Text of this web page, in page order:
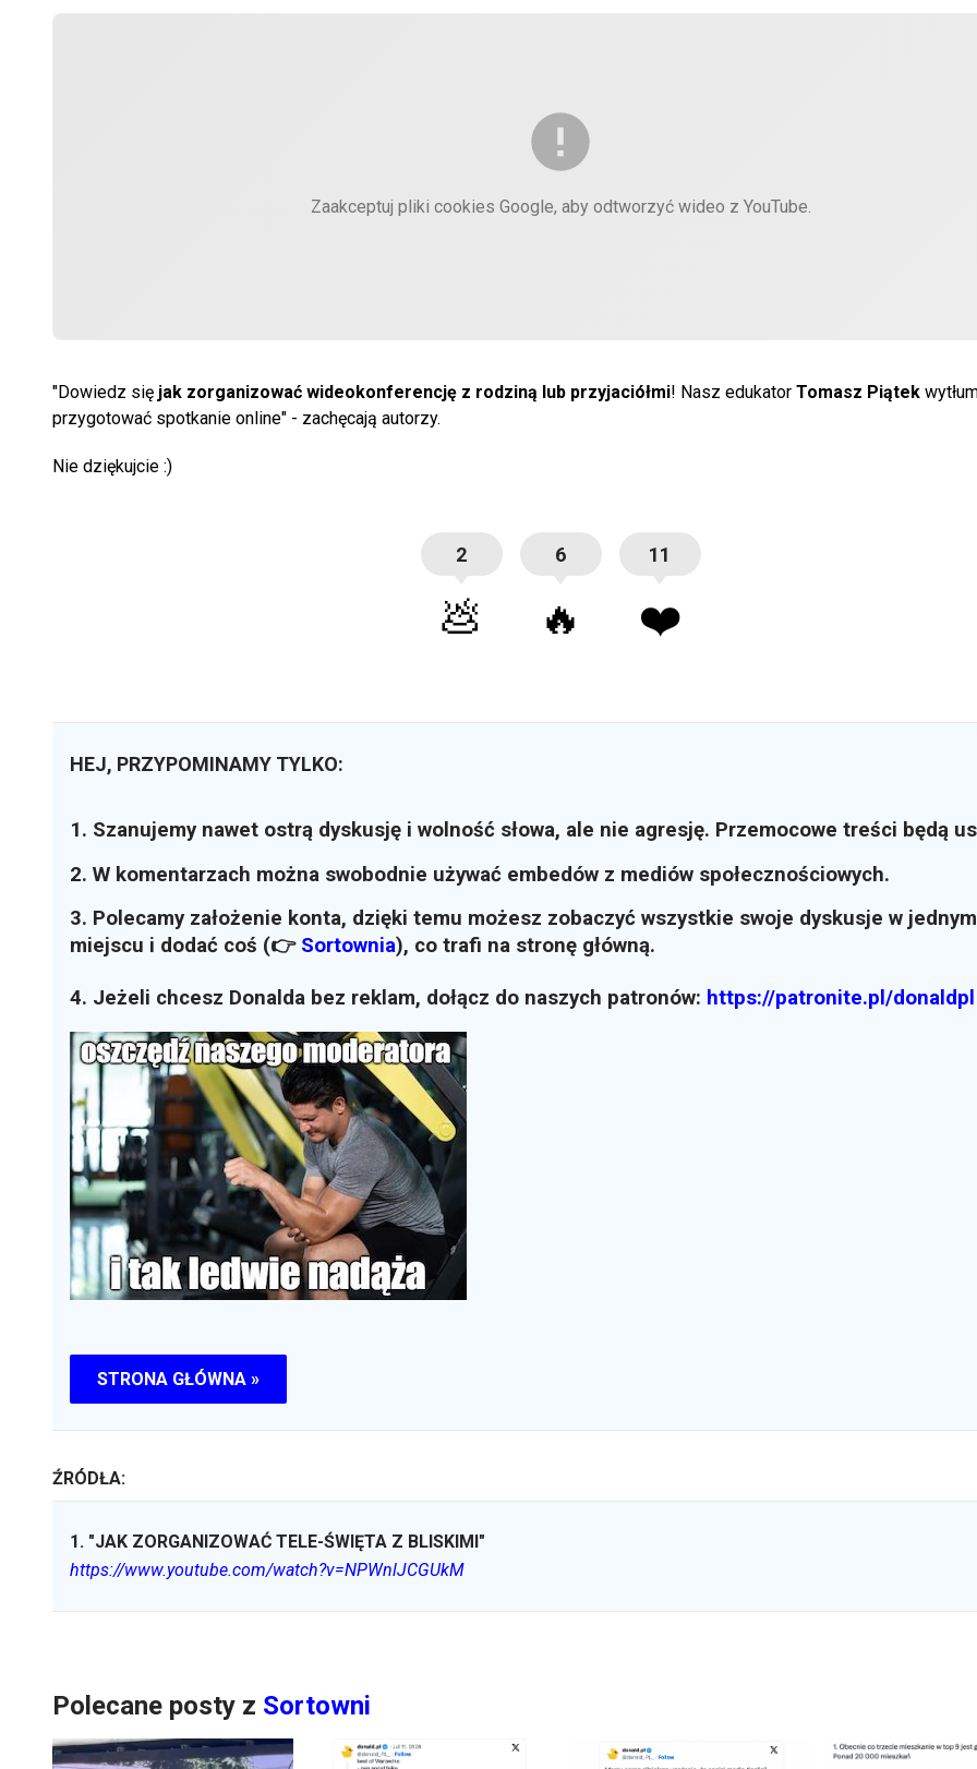
Zaakceptuj pliki cookies Google, aby odtworzyć wideo z YouTube.
"Dowiedz się jak zorganizować wideokonferencję z rodziną lub przyjaciółmi! Nasz edukator Tomasz Piątek
przygotować spotkanie online" - zachęcają autorzy.
Nie dziękujcie :)
2
💩
6
🔥
11
❤️
HEJ, PRZYPOMINAMY TYLKO:
1. Szanujemy nawet ostrą dyskusję i wolność słowa, ale nie agresję. Przemocowe treści będą
2. W komentarzach można swobodnie używać embedów z mediów społecznościowych.
3. Polecamy założenie konta, dzięki temu możesz zobaczyć wszystkie swoje dyskusje w jednym
miejscu i dodać coś (👉 Sortownia), co trafi na stronę główną.
4. Jeżeli chcesz Donalda bez reklam, dołącz do naszych patronów: https://patronite.pl/donaldpl
STRONA GŁÓWNA »
ŹRÓDŁA:
1. "JAK ZORGANIZOWAĆ TELE-ŚWIĘTA Z BLISKIMI"
https://www.youtube.com/watch?v=NPWnlJCGUkM
Polecane posty z Sortowni